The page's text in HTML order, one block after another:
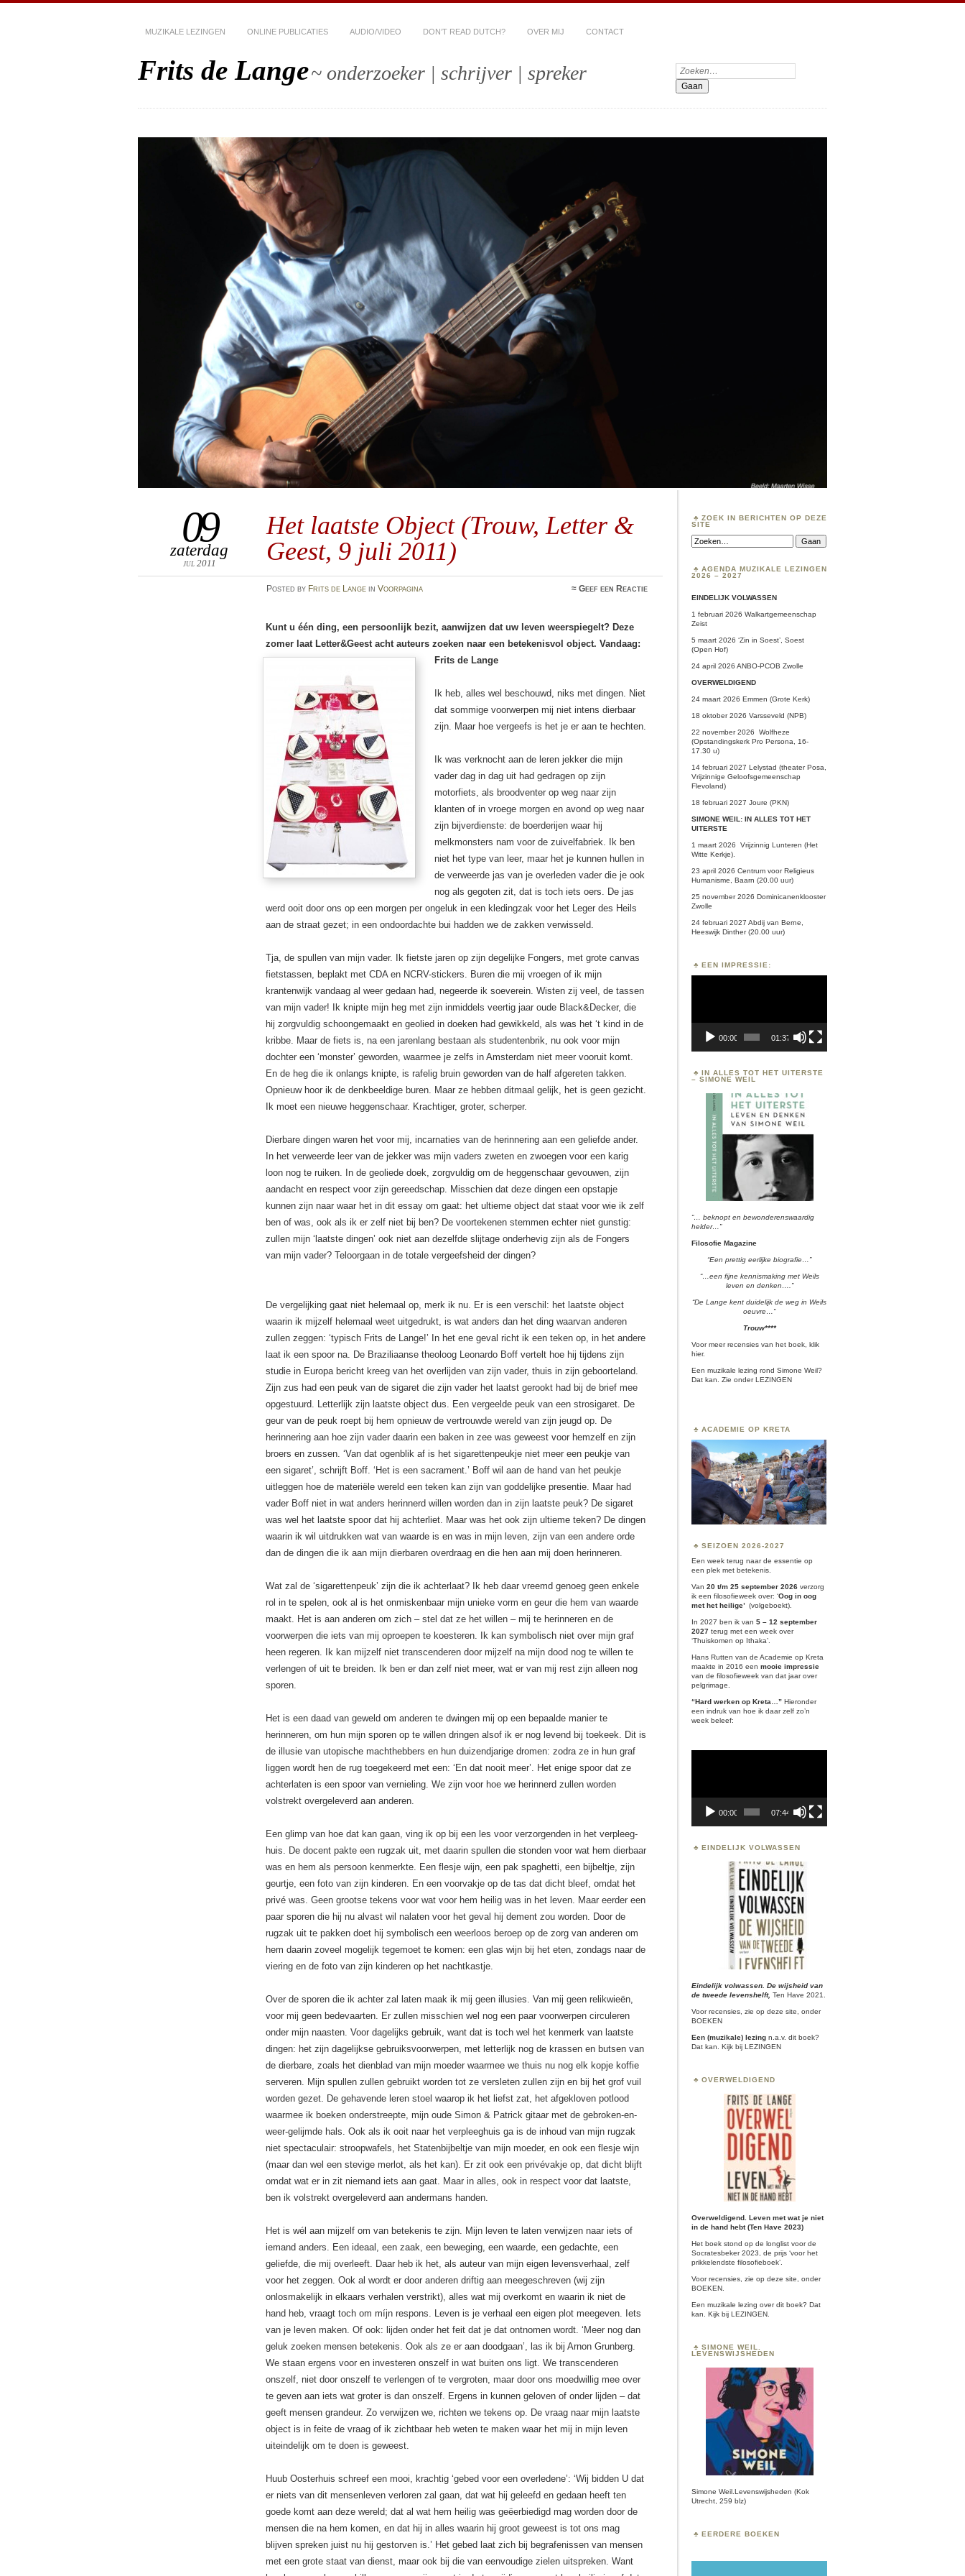
MUZIKALE LEZINGEN ONLINE PUBLICATIES AUDIO/VIDEO DON’T READ DUTCH? OVER MIJ CONTACT
Frits de Lange~ onderzoeker | schrijver | spreker Zoeken:
Het laatste Object (Trouw, Letter &
Geest, 9 juli 2011)
09
zaterdag
jul 2011
Posted by Frits de Langein Voorpagina ≈Geef een Reactie
Kunt u één ding, een persoonlijk bezit, aanwijzen dat uw leven weerspiegelt? Deze
zomer laat Letter&Geest acht auteurs zoeken naar een betekenisvol object. Vandaag:
Frits de Lange
Ik heb, alles wel beschouwd, niks met dingen. Niet
dat sommige voorwerpen mij niet intens dierbaar
zijn. Maar hoe vergeefs is het je er aan te hechten.
Ik was verknocht aan de leren jekker die mijn
vader dag in dag uit had gedragen op zijn
motorfiets, als broodventer op weg naar zijn
klanten of in vroege morgen en avond op weg naar
zijn bijverdienste: de boerderijen waar hij
melkmonsters nam voor de zuivelfabriek. Ik ben
niet het type van leer, maar het je kunnen hullen in
de verweerde jas van je overleden vader die je ook
nog als gegoten zit, dat is toch iets oers. De jas
werd ooit door ons op een morgen per ongeluk in een kledingzak voor het Leger des Heils
aan de straat gezet; in een ondoordachte bui hadden we de zakken verwisseld.
Tja, de spullen van mijn vader. Ik fietste jaren op zijn degelijke Fongers, met grote canvas
fietstassen, beplakt met CDA en NCRV-stickers. Buren die mij vroegen of ik mijn
krantenwijk vandaag al weer gedaan had, negeerde ik soeverein. Wisten zij veel, de tassen
van mijn vader! Ik knipte mijn heg met zijn inmiddels veertig jaar oude Black&Decker, die
hij zorgvuldig schoongemaakt en geolied in doeken had gewikkeld, als was het ‘t kind in de
kribbe. Maar de fiets is, na een jarenlang bestaan als studentenbrik, nu ook voor mijn
dochter een ‘monster’ geworden, waarmee je zelfs in Amsterdam niet meer vooruit komt.
En de heg die ik onlangs knipte, is rafelig bruin geworden van de half afgereten takken.
Opnieuw hoor ik de denkbeeldige buren. Maar ze hebben ditmaal gelijk, het is geen gezicht.
Ik moet een nieuwe heggenschaar. Krachtiger, groter, scherper.
Dierbare dingen waren het voor mij, incarnaties van de herinnering aan een geliefde ander.
In het verweerde leer van de jekker was mijn vaders zweten en zwoegen voor een karig
loon nog te ruiken. In de geoliede doek, zorgvuldig om de heggenschaar gevouwen, zijn
aandacht en respect voor zijn gereedschap. Misschien dat deze dingen een opstapje
kunnen zijn naar waar het in dit essay om gaat: het ultieme object dat staat voor wie ik zelf
ben of was, ook als ik er zelf niet bij ben? De voortekenen stemmen echter niet gunstig:
zullen mijn ‘laatste dingen’ ook niet aan dezelfde slijtage onderhevig zijn als de Fongers
van mijn vader? Teloorgaan in de totale vergeefsheid der dingen?
De vergelijking gaat niet helemaal op, merk ik nu. Er is een verschil: het laatste object
waarin ik mijzelf helemaal weet uitgedrukt, is wat anders dan het ding waarvan anderen
zullen zeggen: ‘typisch Frits de Lange!’ In het ene geval richt ik een teken op, in het andere
laat ik een spoor na. De Braziliaanse theoloog Leonardo Boff vertelt hoe hij tijdens zijn
studie in Europa bericht kreeg van het overlijden van zijn vader, thuis in zijn geboorteland.
Zijn zus had een peuk van de sigaret die zijn vader het laatst gerookt had bij de brief mee
opgestuurd. Letterlijk zijn laatste object dus. Een vergeelde peuk van een strosigaret. De
geur van de peuk roept bij hem opnieuw de vertrouwde wereld van zijn jeugd op. De
herinnering aan hoe zijn vader daarin een baken in zee was geweest voor hemzelf en zijn
broers en zussen. ‘Van dat ogenblik af is het sigarettenpeukje niet meer een peukje van
een sigaret’, schrijft Boff. ‘Het is een sacrament.’ Boff wil aan de hand van het peukje
uitleggen hoe de materiële wereld een teken kan zijn van goddelijke presentie. Maar had
vader Boff niet in wat anders herinnerd willen worden dan in zijn laatste peuk? De sigaret
was wel het laatste spoor dat hij achterliet. Maar was het ook zijn ultieme teken? De dingen
waarin ik wil uitdrukken wat van waarde is en was in mijn leven, zijn van een andere orde
dan de dingen die ik aan mijn dierbaren overdraag en die hen aan mij doen herinneren.
Wat zal de ‘sigarettenpeuk’ zijn die ik achterlaat? Ik heb daar vreemd genoeg geen enkele
rol in te spelen, ook al is het onmiskenbaar mijn unieke vorm en geur die hem van waarde
maakt. Het is aan anderen om zich – stel dat ze het willen – mij te herinneren en de
voorwerpen die iets van mij oproepen te koesteren. Ik kan symbolisch niet over mijn graf
heen regeren. Ik kan mijzelf niet transcenderen door mijzelf na mijn dood nog te willen te
verlengen of uit te breiden. Ik ben er dan zelf niet meer, wat er van mij rest zijn alleen nog
sporen.
Het is een daad van geweld om anderen te dwingen mij op een bepaalde manier te
herinneren, om hun mijn sporen op te willen dringen alsof ik er nog levend bij toekeek. Dit is
de illusie van utopische machthebbers en hun duizendjarige dromen: zodra ze in hun graf
liggen wordt hen de rug toegekeerd met een: ‘En dat nooit meer’. Het enige spoor dat ze
achterlaten is een spoor van vernieling. We zijn voor hoe we herinnerd zullen worden
volstrekt overgeleverd aan anderen.
Een glimp van hoe dat kan gaan, ving ik op bij een les voor verzorgenden in het verpleeg-
huis. De docent pakte een rugzak uit, met daarin spullen die stonden voor wat hem dierbaar
was en hem als persoon kenmerkte. Een flesje wijn, een pak spaghetti, een bijbeltje, zijn
geurtje, een foto van zijn kinderen. En een voorvakje op de tas dat dicht bleef, omdat het
privé was. Geen grootse tekens voor wat voor hem heilig was in het leven. Maar eerder een
paar sporen die hij nu alvast wil nalaten voor het geval hij dement zou worden. Door de
rugzak uit te pakken doet hij symbolisch een weerloos beroep op de zorg van anderen om
hem daarin zoveel mogelijk tegemoet te komen: een glas wijn bij het eten, zondags naar de
viering en de foto van zijn kinderen op het nachtkastje.
Over de sporen die ik achter zal laten maak ik mij geen illusies. Van mij geen relikwieën,
voor mij geen bedevaarten. Er zullen misschien wel nog een paar voorwerpen circuleren
onder mijn naasten. Voor dagelijks gebruik, want dat is toch wel het kenmerk van laatste
dingen: het zijn dagelijkse gebruiksvoorwerpen, met letterlijk nog de krassen en butsen van
de dierbare, zoals het dienblad van mijn moeder waarmee we thuis nu nog elk kopje koffie
serveren. Mijn spullen zullen gebruikt worden tot ze versleten zullen zijn en bij het grof vuil
worden gezet. De gehavende leren stoel waarop ik het liefst zat, het afgekloven potlood
waarmee ik boeken onderstreepte, mijn oude Simon & Patrick gitaar met de gebroken-en-
weer-gelijmde hals. Ook als ik ooit naar het verpleeghuis ga is de inhoud van mijn rugzak
niet spectaculair: stroopwafels, het Statenbijbeltje van mijn moeder, en ook een flesje wijn
(maar dan wel een stevige merlot, als het kan). Er zit ook een privévakje op, dat dicht blijft
omdat wat er in zit niemand iets aan gaat. Maar in alles, ook in respect voor dat laatste,
ben ik volstrekt overgeleverd aan andermans handen.
Het is wél aan mijzelf om van betekenis te zijn. Mijn leven te laten verwijzen naar iets of
iemand anders. Een ideaal, een zaak, een beweging, een waarde, een gedachte, een
geliefde, die mij overleeft. Daar heb ik het, als auteur van mijn eigen levensverhaal, zelf
voor het zeggen. Ook al wordt er door anderen driftig aan meegeschreven (wij zijn
onlosmakelijk in elkaars verhalen verstrikt), alles wat mij overkomt en waarin ik niet de
hand heb, vraagt toch om míjn respons. Leven is je verhaal een eigen plot meegeven. Iets
van je leven maken. Of ook: lijden onder het feit dat je dat ontnomen wordt. ‘Meer nog dan
geluk zoeken mensen betekenis. Ook als ze er aan doodgaan’, las ik bij Arnon Grunberg.
We staan ergens voor en investeren onszelf in wat buiten ons ligt. We transcenderen
onszelf, niet door onszelf te verlengen of te vergroten, maar door ons moedwillig mee over
te geven aan iets wat groter is dan onszelf. Ergens in kunnen geloven of onder lijden – dat
geeft mensen grandeur. Zo verwijzen we, richten we tekens op. De vraag naar mijn laatste
object is in feite de vraag of ik zichtbaar heb weten te maken waar het mij in mijn leven
uiteindelijk om te doen is geweest.
Huub Oosterhuis schreef een mooi, krachtig ‘gebed voor een overledene’: ‘Wij bidden U dat
er niets van dit mensenleven verloren zal gaan, dat wat hij geleefd en gedaan heeft ten
goede komt aan deze wereld; dat al wat hem heilig was geëerbiedigd mag worden door de
mensen die na hem komen, en dat hij in alles waarin hij groot geweest is tot ons mag
blijven spreken juist nu hij gestorven is.’ Het gebed laat zich bij begrafenissen van mensen
met een grote staat van dienst, maar ook bij die van eenvoudige zielen uitspreken. Want
ZOEK IN BERICHTEN OP DEZE
SITE
Zoeken:
AGENDA MUZIKALE LEZINGEN
2026 – 2027
EINDELIJK VOLWASSEN
1 februari 2026 Walkartgemeenschap
Zeist
5 maart 2026 ‘Zin in Soest’, Soest
(Open Hof)
24 april 2026 ANBO-PCOB Zwolle
OVERWELDIGEND
24 maart 2026 Emmen (Grote Kerk)
18 oktober 2026 Varsseveld (NPB)
22 november 2026 Wolfheze
(Opstandingskerk Pro Persona, 16-
17.30 u)
14 februari 2027 Lelystad (theater Posa,
Vrijzinnige Geloofsgemeenschap
Flevoland)
18 februari 2027 Joure (PKN)
SIMONE WEIL: IN ALLES TOT HET
UITERSTE
1 maart 2026Vrijzinnig Lunteren (Het
Witte Kerkje).
23 april 2026 Centrum voor Religieus
Humanisme, Baarn (20.00 uur)
25 november 2026 Dominicanenklooster
Zwolle
24 februari 2027 Abdij van Berne,
Heeswijk Dinther (20.00 uur)
EEN IMPRESSIE:
00:00 01:37
IN ALLES TOT HET UITERSTE
– SIMONE WEIL
“… beknopt en bewonderenswaardig
helder…”
Filosofie Magazine
“Een prettig eerlijke biografie…”
“…een fijne kennismaking met Weils
leven en denken….”
“De Lange kent duidelijk de weg in Weils
oeuvre…”
Trouw****
Voor meer recensies van het boek, klik
hier.
Een muzikale lezing rond Simone Weil?
Dat kan. Zie onderLEZINGEN
ACADEMIE OP KRETA
SEIZOEN 2026-2027
Een week terug naar de essentie op
een plek met betekenis.
Van 20 t/m 25 september 2026 verzorg
ik een filosofieweek over:‘Oog in oog
met het heilige’ (volgeboekt).
In 2027 ben ik van 5 – 12 september
2027 terug met een week over
‘Thuiskomen op Ithaka’.
Hans Rutten van de Academie op Kreta
maakte in 2016 eenmooie impressie
van de filosofieweek van dat jaar over
pelgrimage.
“Hard werken op Kreta…” Hieronder
een indruk van hoe ik daar zelf zo’n
week beleef:
00:00 07:44
EINDELIJK VOLWASSEN
Eindelijk volwassen. De wijsheid van
de tweede levenshelft, Ten Have 2021.
Voor recensies, zie op deze site, onder
BOEKEN
Een (muzikale) lezing n.a.v. dit boek?
Dat kan. Kijk bij LEZINGEN
OVERWELDIGEND
Overweldigend. Leven met wat je niet
in de hand hebt (Ten Have 2023)
Het boek stond op de longlist voor de
Socratesbeker2023, de prijs ‘voor het
prikkelendste filosofieboek’.
Voor recensies, zie op deze site, onder
BOEKEN.
Een muzikale lezing over dit boek? Dat
kan. Kijk bijLEZINGEN.
SIMONE WEIL.
LEVENSWIJSHEDEN
Simone Weil.Levenswijsheden (Kok
Utrecht, 259 blz)
EERDERE BOEKEN